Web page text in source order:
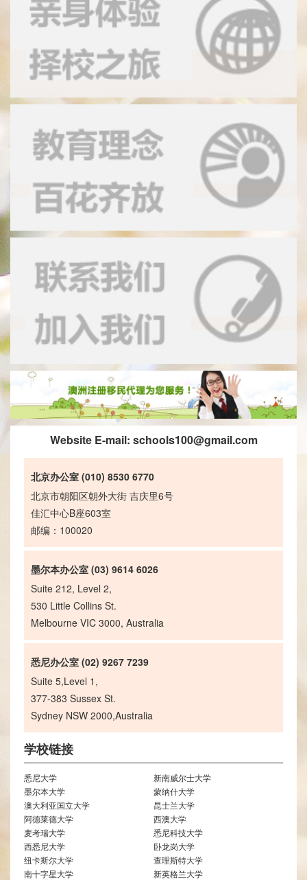
Website E-mail: schools100@gmail.com
北京办公室 (010) 8530 6770
北京市朝阳区朝外大街 吉庆里6号
佳汇中心B座603室
邮编：100020
墨尔本办公室 (03) 9614 6026
Suite 212, Level 2,
530 Little Collins St.
Melbourne VIC 3000, Australia
悉尼办公室 (02) 9267 7239
Suite 5,Level 1,
377-383 Sussex St.
Sydney NSW 2000,Australia
学校链接
悉尼大学
新南威尔士大学
墨尔本大学
蒙纳什大学
澳大利亚国立大学
昆士兰大学
阿德莱德大学
西澳大学
麦考瑞大学
悉尼科技大学
西悉尼大学
卧龙岗大学
纽卡斯尔大学
查理斯特大学
南十字星大学
新英格兰大学